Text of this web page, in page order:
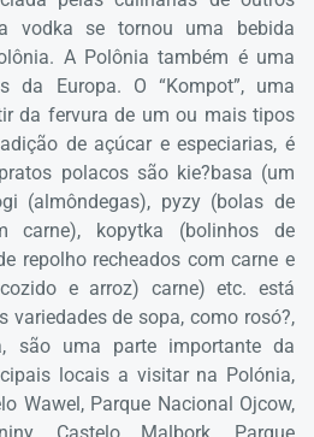
vodka se tornou uma bebida
A Polônia também é uma
da Europa. O “Kompot”, uma
da fervura de um ou mais tipos
de açúcar e especiarias, é
polacos são kie?basa (um
(almôndegas), pyzy (bolas de
carne), kopytka (bolinhos de
repolho recheados com carne e
e arroz) carne) etc. está
variedades de sopa, como rosó?,
são uma parte importante da
locais a visitar na Polónia,
Wawel, Parque Nacional Ojcow,